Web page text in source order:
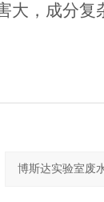
大，成分复